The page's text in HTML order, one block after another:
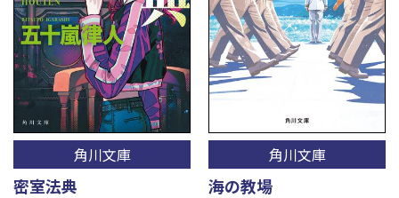
角川文庫
密室法典
角川文庫
海の教場